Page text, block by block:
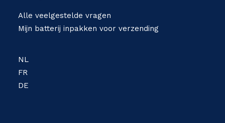
Alle veelgestelde vragen
Mijn batterij inpakken voor verzending
NL
FR
DE